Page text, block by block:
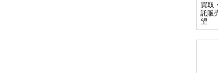
買取
託販
望